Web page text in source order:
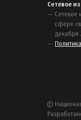
Сетевое
Сетевое
сфере
декабря
©